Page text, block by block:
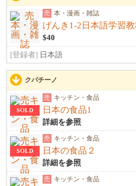
売 本・漫画・雑誌
げんき1-2日本語学習
$40
[登録者] 日本語
クパチーノ
SOLD
売 キッチン・食品
日本の食品1
詳細を参照
SOLD
売 キッチン・食品
日本の食品２
詳細を参照
売 キッチン・食品